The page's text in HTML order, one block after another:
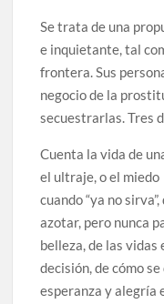
Se trata de una
e inquietante, tal
frontera. Sus
negocio de la
secuestrarlas. Tres
Cuenta la vida de
el ultraje, o el
cuando “ya no
azotar, pero nunca
belleza, de las
decisión, de cómo
esperanza y alegría